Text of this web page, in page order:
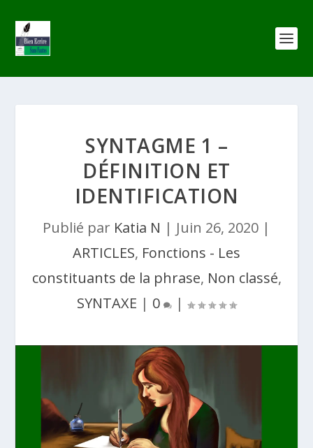
SYNTAGME 1 –
DÉFINITION ET
IDENTIFICATION
Publié par Katia N | Juin 26, 2020 |
ARTICLES, Fonctions - Les
constituants de la phrase, Non classé,
SYNTAXE | 0 |